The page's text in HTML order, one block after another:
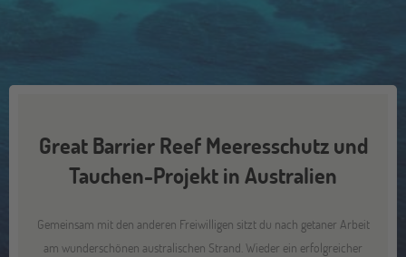
Great Barrier Reef Meeresschutz und
Tauchen-Projekt in Australien
Gemeinsam mit den anderen Freiwilligen sitzt du nach getaner Arbeit
am wunderschönen australischen Strand. Wieder ein erfolgreicher